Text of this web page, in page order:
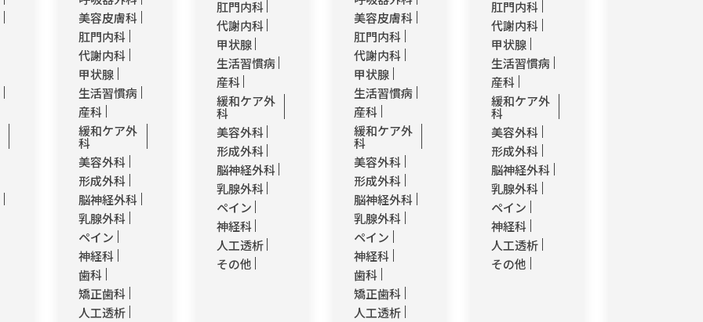
美容皮膚科
肛門内科
代謝内科
甲状腺
生活習慣病
産科
緩和ケア外
科
美容外科
形成外科
脳神経外科
乳腺外科
ペイン
神経科
歯科
矯正歯科
人工透析
肛門内科
代謝内科
甲状腺
生活習慣病
産科
緩和ケア外
科
美容外科
形成外科
脳神経外科
乳腺外科
ペイン
神経科
人工透析
その他
美容皮膚科
肛門内科
代謝内科
甲状腺
生活習慣病
産科
緩和ケア外
科
美容外科
形成外科
脳神経外科
乳腺外科
ペイン
神経科
歯科
矯正歯科
人工透析
肛門内科
代謝内科
甲状腺
生活習慣病
産科
緩和ケア外
科
美容外科
形成外科
脳神経外科
乳腺外科
ペイン
神経科
人工透析
その他